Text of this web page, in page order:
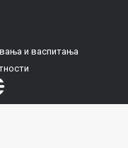
и васпитања